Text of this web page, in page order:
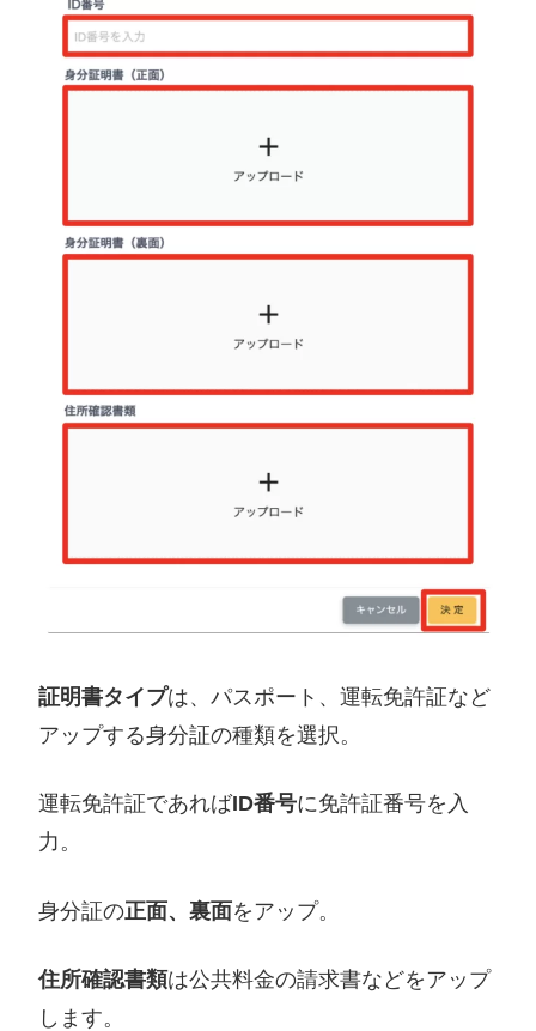
証明書タイプは、パスポート、運転免許証など
アップする身分証の種類を選択。
運転免許証であればID番号に免許証番号を入
力。
身分証の正面、裏面をアップ。
住所確認書類は公共料金の請求書などをアップ
します。